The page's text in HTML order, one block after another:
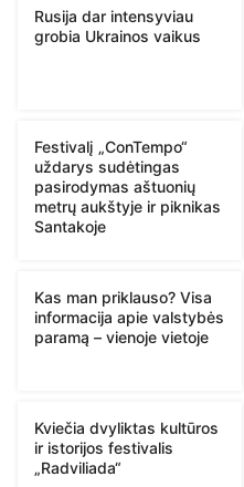
Rusija dar intensyviau
grobia Ukrainos vaikus
Festivalį „ConTempo“
uždarys sudėtingas
pasirodymas aštuonių
metrų aukštyje ir piknikas
Santakoje
Kas man priklauso? Visa
informacija apie valstybės
paramą – vienoje vietoje
Kviečia dvyliktas kultūros
ir istorijos festivalis
„Radviliada“